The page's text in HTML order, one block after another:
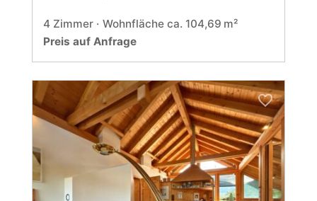
4 Zimmer
Wohnfläche ca. 104,69 m²
Preis auf Anfrage